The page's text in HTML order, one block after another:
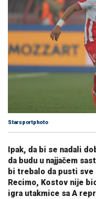
Starsportphoto
Ipak, da bi se nadali
da budu u najjačem
bi trebalo da pusti
Recimo, Kostov nije
igra utakmice sa A